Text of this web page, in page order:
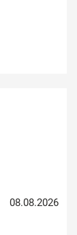
08.08.2026